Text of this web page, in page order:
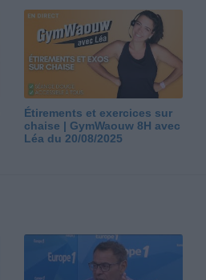
Étirements et exercices sur
chaise | GymWaouw 8H avec
Léa du 20/08/2025